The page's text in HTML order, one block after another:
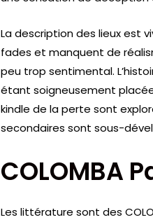
La description des lieux est
fades et manquent de
peu trop sentimental.
étant soigneusement
kindle de la perte sont
secondaires sont sous-
COLOMBA
Les littérature sont des